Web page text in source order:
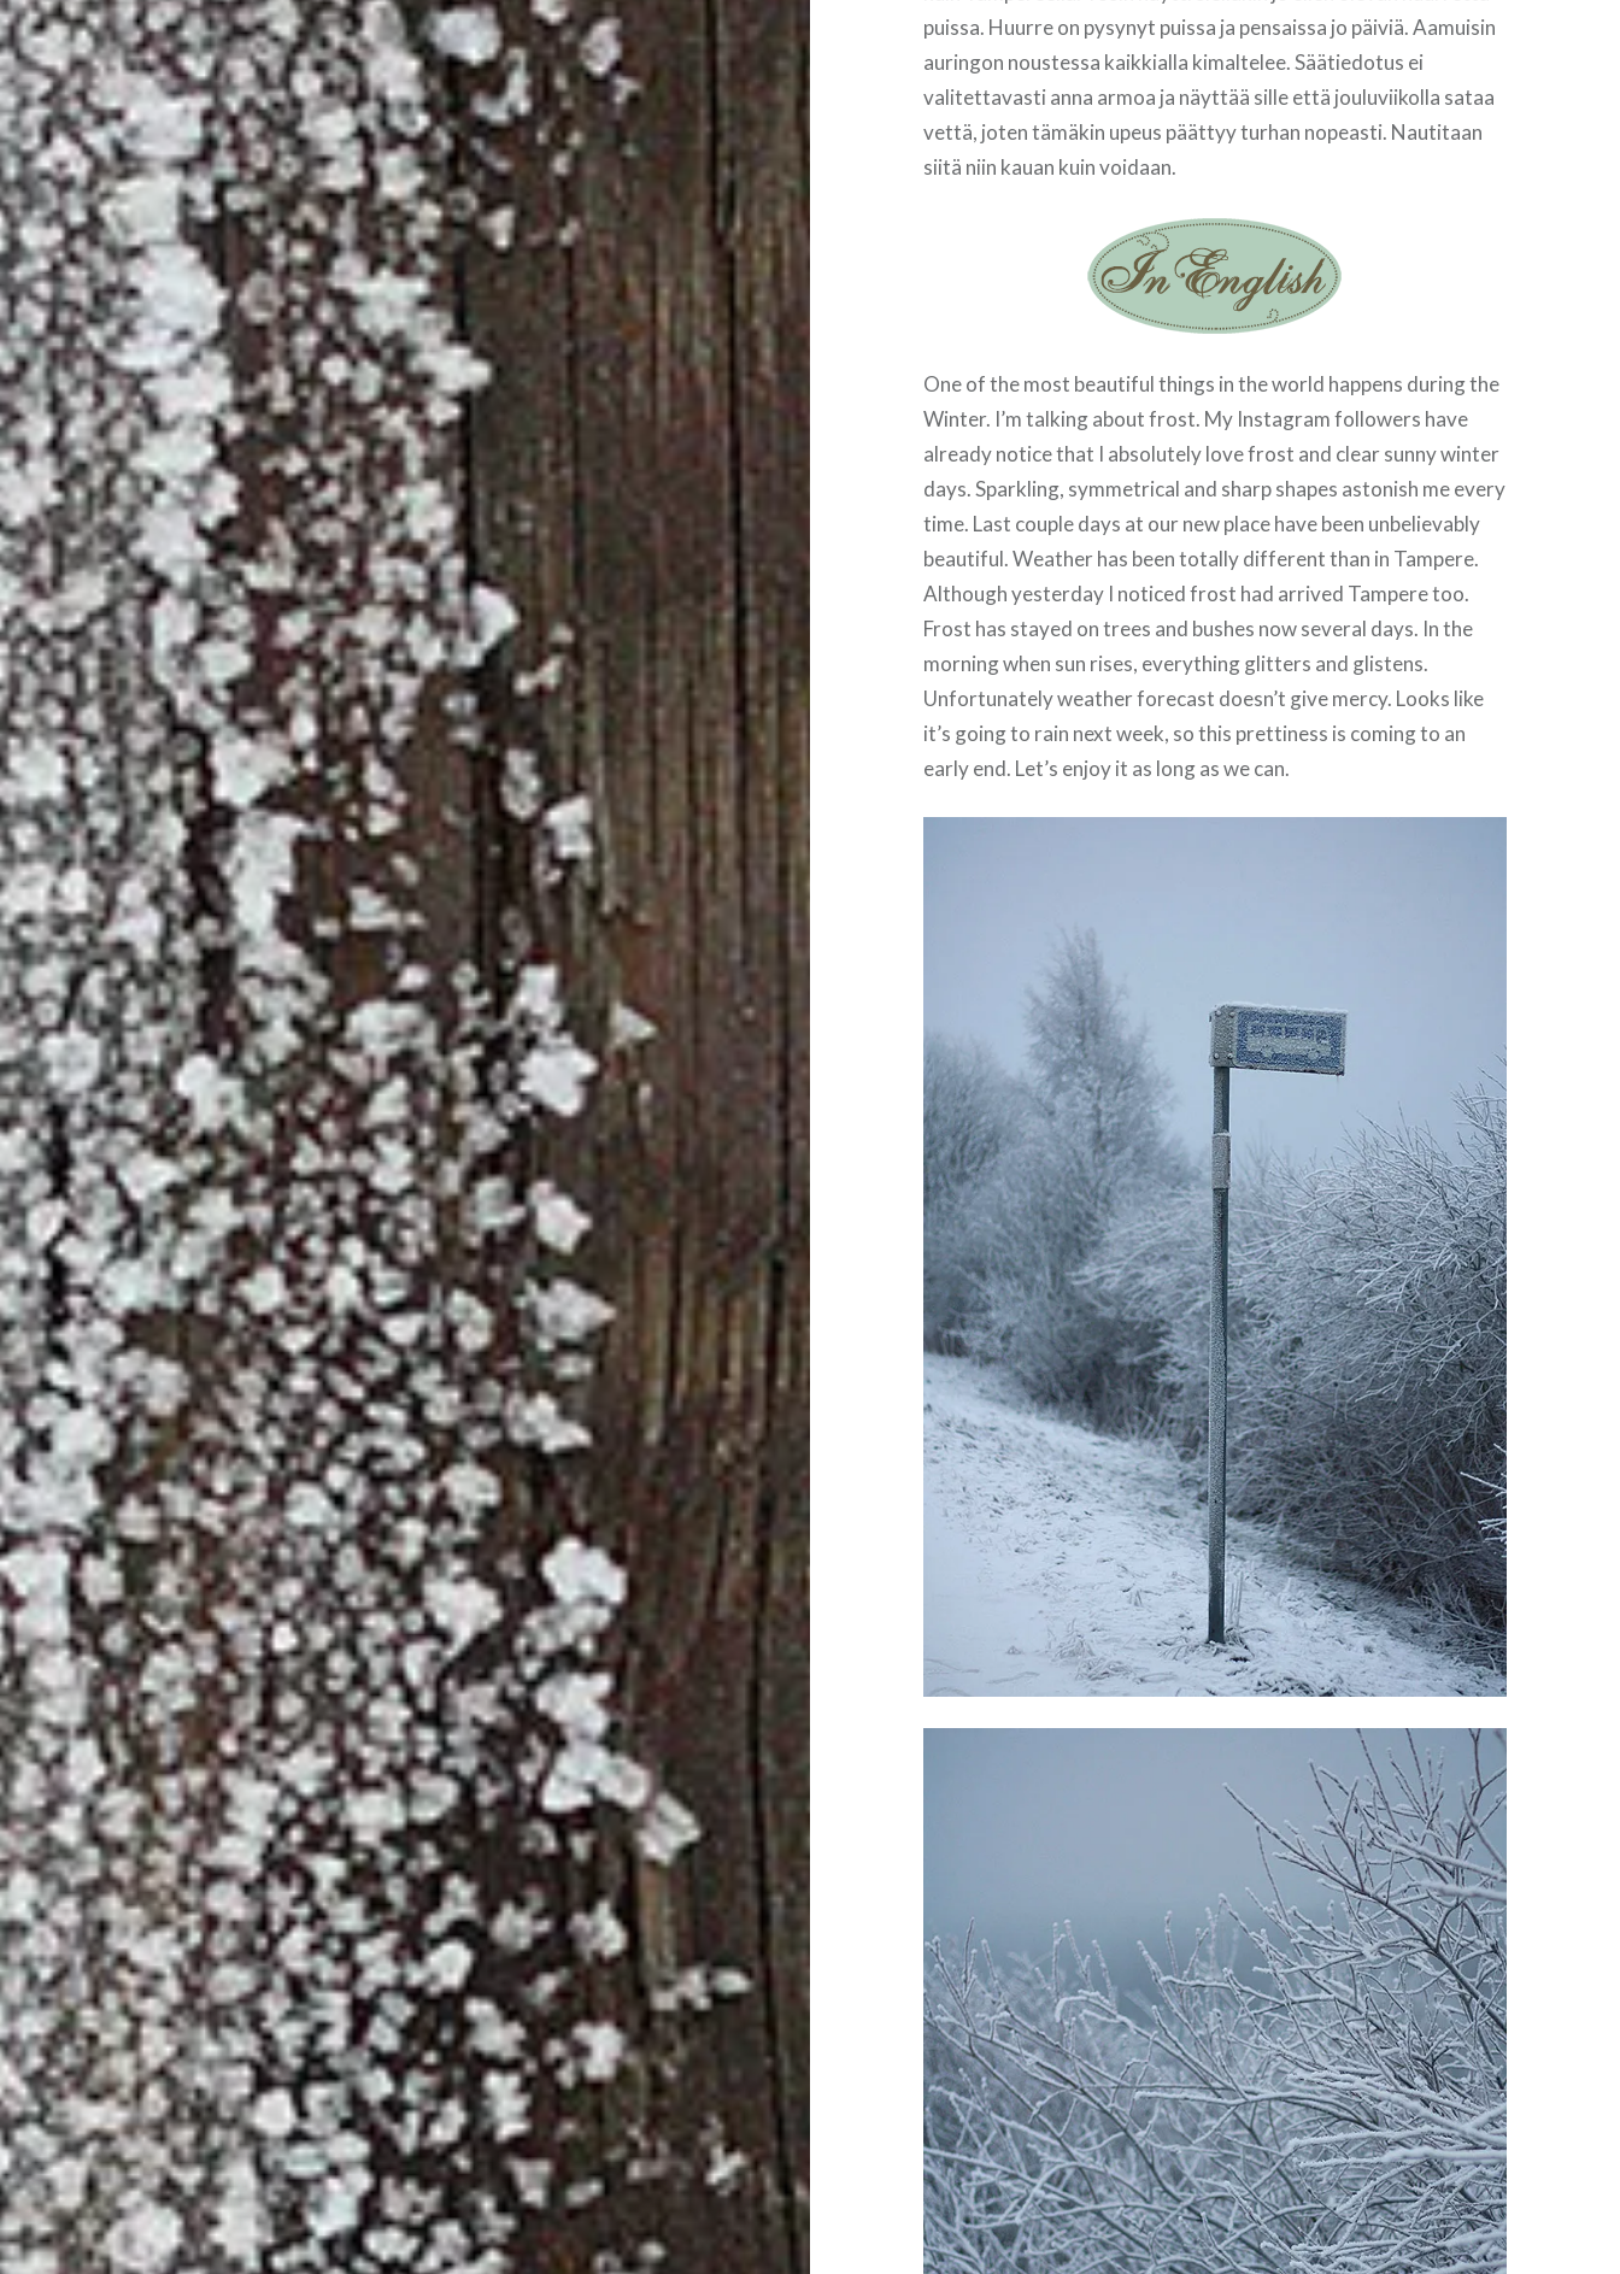
puissa. Huurre on pysynyt puissa ja pensaissa jo päiviä. Aamuisin
auringon noustessa kaikkialla kimaltelee. Säätiedotus ei
valitettavasti anna armoa ja näyttää sille että jouluviikolla sataa
vettä, joten tämäkin upeus päättyy turhan nopeasti. Nautitaan
siitä niin kauan kuin voidaan.
One of the most beautiful things in the world happens during the
Winter. I’m talking about frost. My Instagram followers have
already notice that I absolutely love frost and clear sunny winter
days. Sparkling, symmetrical and sharp shapes astonish me every
time. Last couple days at our new place have been unbelievably
beautiful. Weather has been totally different than in Tampere.
Although yesterday I noticed frost had arrived Tampere too.
Frost has stayed on trees and bushes now several days. In the
morning when sun rises, everything glitters and glistens.
Unfortunately weather forecast doesn’t give mercy. Looks like
it’s going to rain next week, so this prettiness is coming to an
early end. Let’s enjoy it as long as we can.